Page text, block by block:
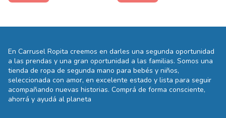
En Carrusel Ropita creemos en darles una segunda oportunidad
a las prendas y una gran oportunidad a las familias. Somos una
tienda de ropa de segunda mano para bebés y niños,
seleccionada con amor, en excelente estado y lista para seguir
acompañando nuevas historias. Comprá de forma consciente,
ahorrá y ayudá al planeta